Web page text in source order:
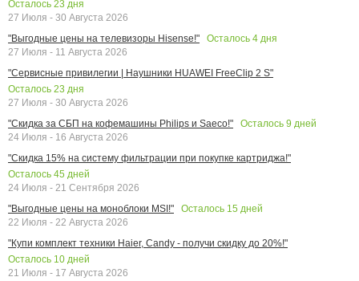
Осталось 23 дня
27 Июля - 30 Августа 2026
"Выгодные цены на телевизоры Hisense!"
Осталось 4 дня
27 Июля - 11 Августа 2026
"Сервисные привилегии | Наушники HUAWEI FreeClip 2 S"
Осталось 23 дня
27 Июля - 30 Августа 2026
"Скидка за СБП на кофемашины Philips и Saeco!"
Осталось 9 дней
24 Июля - 16 Августа 2026
"Скидка 15% на систему фильтрации при покупке картриджа!"
Осталось 45 дней
24 Июля - 21 Сентября 2026
"Выгодные цены на моноблоки MSI!"
Осталось 15 дней
22 Июля - 22 Августа 2026
"Купи комплект техники Haier, Candy - получи скидку до 20%!"
Осталось 10 дней
21 Июля - 17 Августа 2026